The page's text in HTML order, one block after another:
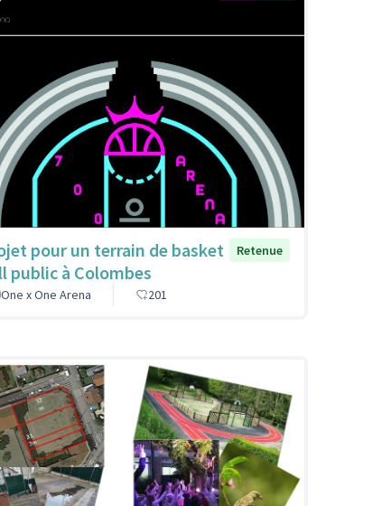
pour un terrain de basket
public à Colombes
Retenue
One x One Arena 201